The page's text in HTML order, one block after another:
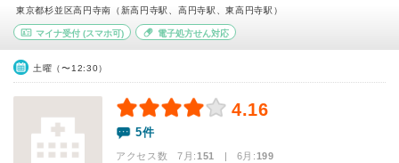
東京都杉並区高円寺南（新高円寺駅、高円寺駅、東高円寺駅）
マイナ受付 (スマホ可) 電子処方せん対応
土曜（〜12:30）
4.16
5件
アクセス数 7月:151 | 6月:199